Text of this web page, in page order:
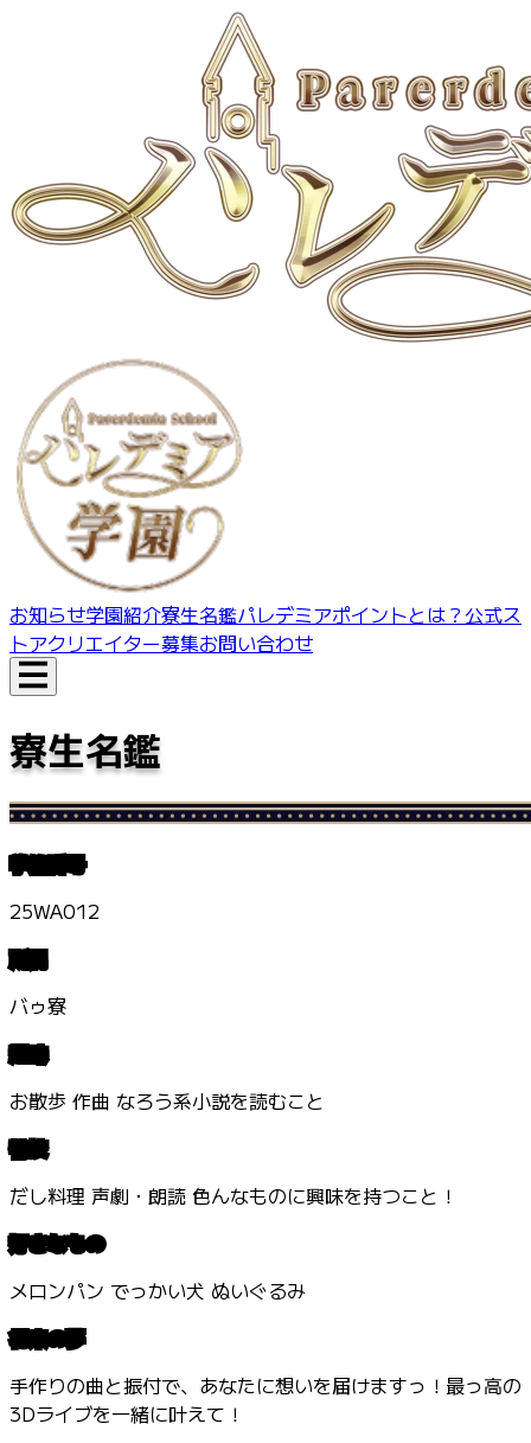
お知らせ学園紹介寮生名鑑パレデミアポイントとは？ 公式ス
トアクリエイター募集お問い合わせ
寮生名鑑
学籍番号
25WA012
所属
バゥ寮
趣味
お散歩 作曲 なろう系小説を読むこと
特技
だし料理 声劇・朗読 色んなものに興味を持つこと！
好きなもの
メロンパン でっかい犬 ぬいぐるみ
将来の夢
手作りの曲と振付で、あなたに想いを届けますっ！最っ高の
3Dライブを一緒に叶えて！